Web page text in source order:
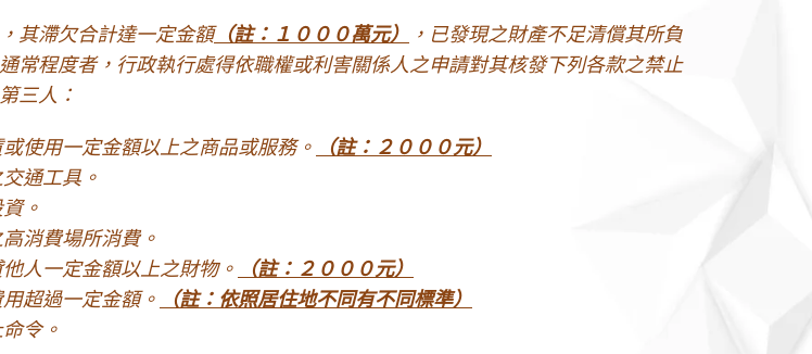
其滯欠合計達一定金額（註：１０００萬元）
，已發現之財產不足清償其所負
常程度者，行政執行處得依職權或利害關係人之申請對其核發下列各款之禁止
三人：
使用一定金額以上之商品或服務。
（註：２０００元）
通工具。
。
消費場所消費。
人一定金額以上之財物。
（註：２０００元）
超過一定金額。
（註：依照居住地不同有不同標準）
令。